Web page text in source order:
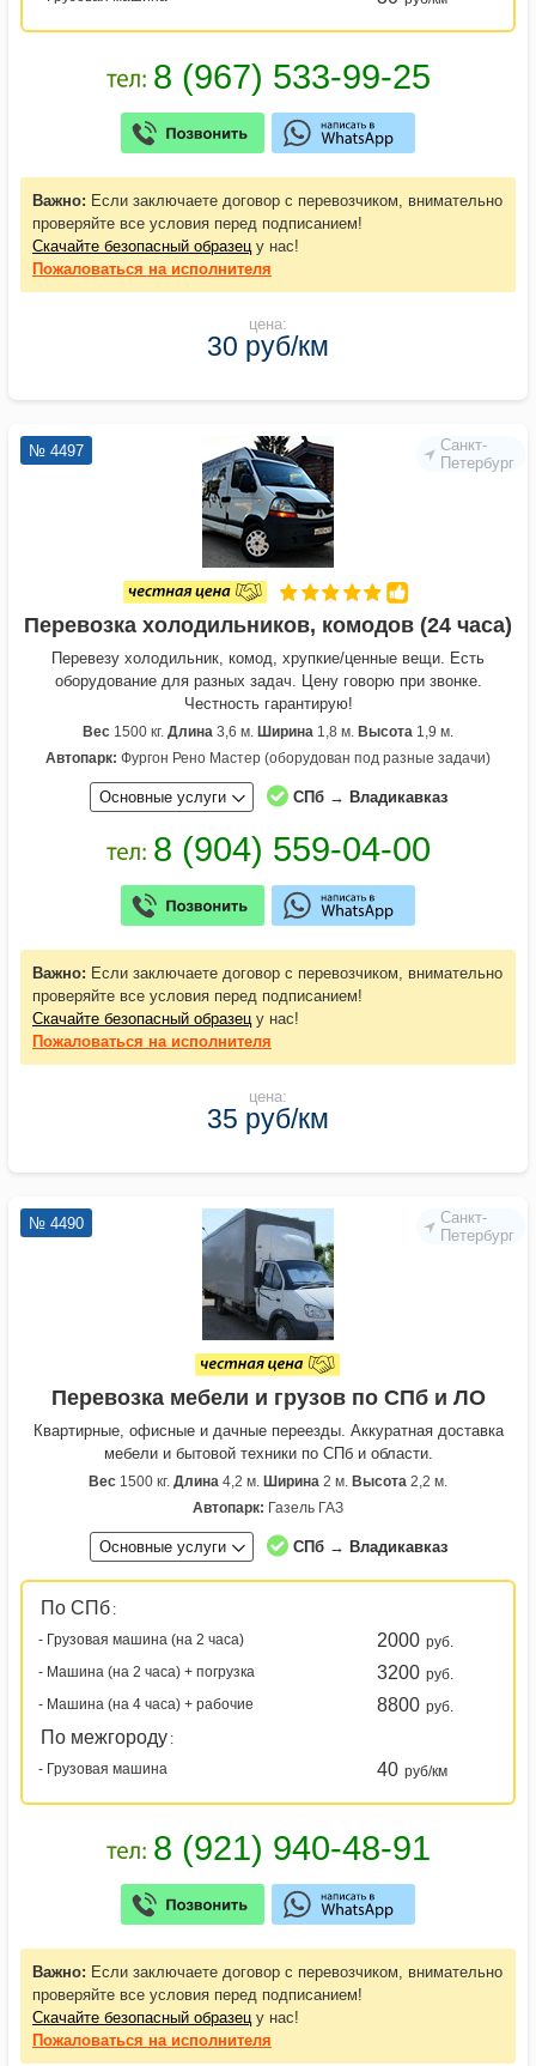
Важно: Если заключаете договор с перевозчиком, внимательно
проверяйте все условия перед подписанием!
Скачайте безопасный образец у нас!
Пожаловаться на исполнителя
цена:
30 руб/км
Санкт-
Петербург
№ 4497
Перевозка холодильников, комодов (24 часа)
Перевезу холодильник, комод, хрупкие/ценные вещи. Есть
оборудование для разных задач. Цену говорю при звонке.
Честность гарантирую!
Вес 1500 кг. Длина 3,6 м. Ширина 1,8 м. Высота 1,9 м.
Автопарк: Фургон Рено Мастер (оборудован под разные задачи)
Основные услуги СПб → Владикавказ
Важно: Если заключаете договор с перевозчиком, внимательно
проверяйте все условия перед подписанием!
Скачайте безопасный образец у нас!
Пожаловаться на исполнителя
цена:
35 руб/км
Санкт-
Петербург
№ 4490
Перевозка мебели и грузов по СПб и ЛО
Квартирные, офисные и дачные переезды. Аккуратная доставка
мебели и бытовой техники по СПб и области.
Вес 1500 кг. Длина 4,2 м. Ширина 2 м. Высота 2,2 м.
Автопарк: Газель ГАЗ
Основные услуги СПб → Владикавказ
По СПб :
- Грузовая машина (на 2 часа)
2000 руб.
- Машина (на 2 часа) + погрузка
3200 руб.
- Машина (на 4 часа) + рабочие
8800 руб.
По межгороду :
- Грузовая машина
40 руб/км
Важно: Если заключаете договор с перевозчиком, внимательно
проверяйте все условия перед подписанием!
Скачайте безопасный образецу нас!
Пожаловаться на исполнителя